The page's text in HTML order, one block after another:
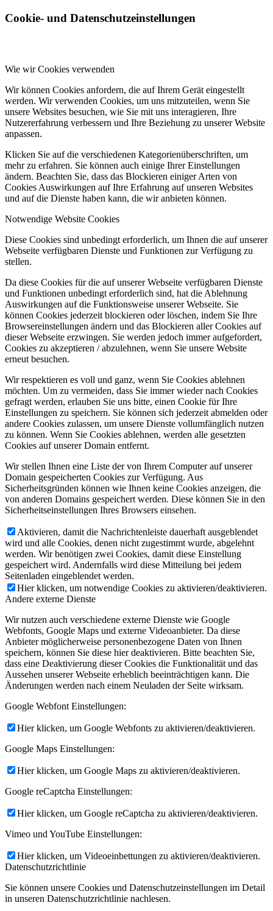
Cookie- und Datenschutzeinstellungen
Wie wir Cookies verwenden
Wir können Cookies anfordern, die auf Ihrem Gerät eingestellt
werden. Wir verwenden Cookies, um uns mitzuteilen, wenn Sie
unsere Websites besuchen, wie Sie mit uns interagieren, Ihre
Nutzererfahrung verbessern und Ihre Beziehung zu unserer Website
anpassen.
Klicken Sie auf die verschiedenen Kategorienüberschriften, um
mehr zu erfahren. Sie können auch einige Ihrer Einstellungen
ändern. Beachten Sie, dass das Blockieren einiger Arten von
Cookies Auswirkungen auf Ihre Erfahrung auf unseren Websites
und auf die Dienste haben kann, die wir anbieten können.
Notwendige Website Cookies
Diese Cookies sind unbedingt erforderlich, um Ihnen die auf unserer
Webseite verfügbaren Dienste und Funktionen zur Verfügung zu
stellen.
Da diese Cookies für die auf unserer Webseite verfügbaren Dienste
und Funktionen unbedingt erforderlich sind, hat die Ablehnung
Auswirkungen auf die Funktionsweise unserer Webseite. Sie
können Cookies jederzeit blockieren oder löschen, indem Sie Ihre
Browsereinstellungen ändern und das Blockieren aller Cookies auf
dieser Webseite erzwingen. Sie werden jedoch immer aufgefordert,
Cookies zu akzeptieren / abzulehnen, wenn Sie unsere Website
erneut besuchen.
Wir respektieren es voll und ganz, wenn Sie Cookies ablehnen
möchten. Um zu vermeiden, dass Sie immer wieder nach Cookies
gefragt werden, erlauben Sie uns bitte, einen Cookie für Ihre
Einstellungen zu speichern. Sie können sich jederzeit abmelden oder
andere Cookies zulassen, um unsere Dienste vollumfänglich nutzen
zu können. Wenn Sie Cookies ablehnen, werden alle gesetzten
Cookies auf unserer Domain entfernt.
Wir stellen Ihnen eine Liste der von Ihrem Computer auf unserer
Domain gespeicherten Cookies zur Verfügung. Aus
Sicherheitsgründen können wie Ihnen keine Cookies anzeigen, die
von anderen Domains gespeichert werden. Diese können Sie in den
Sicherheitseinstellungen Ihres Browsers einsehen.
Aktivieren, damit die Nachrichtenleiste dauerhaft ausgeblendet
wird und alle Cookies, denen nicht zugestimmt wurde, abgelehnt
werden. Wir benötigen zwei Cookies, damit diese Einstellung
gespeichert wird. Andernfalls wird diese Mitteilung bei jedem
Seitenladen eingeblendet werden.
Hier klicken, um notwendige Cookies zu aktivieren/deaktivieren.
Andere externe Dienste
Wir nutzen auch verschiedene externe Dienste wie Google
Webfonts, Google Maps und externe Videoanbieter. Da diese
Anbieter möglicherweise personenbezogene Daten von Ihnen
speichern, können Sie diese hier deaktivieren. Bitte beachten Sie,
dass eine Deaktivierung dieser Cookies die Funktionalität und das
Aussehen unserer Webseite erheblich beeinträchtigen kann. Die
Änderungen werden nach einem Neuladen der Seite wirksam.
Google Webfont Einstellungen:
Hier klicken, um Google Webfonts zu aktivieren/deaktivieren.
Google Maps Einstellungen:
Hier klicken, um Google Maps zu aktivieren/deaktivieren.
Google reCaptcha Einstellungen:
Hier klicken, um Google reCaptcha zu aktivieren/deaktivieren.
Vimeo und YouTube Einstellungen:
Hier klicken, um Videoeinbettungen zu aktivieren/deaktivieren.
Datenschutzrichtlinie
Sie können unsere Cookies und Datenschutzeinstellungen im Detail
in unseren Datenschutzrichtlinie nachlesen.